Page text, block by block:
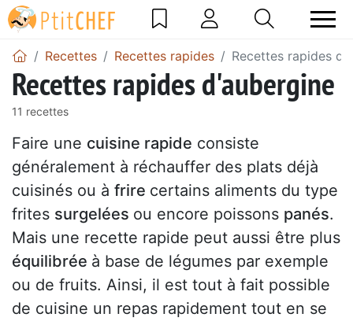
Recettes Recettes rapides Recettes rapides
Recettes rapides d'aubergine
11 recettes
Faire une cuisine rapide consiste
généralement à réchauffer des plats déjà
cuisinés ou à frire certains aliments du type
frites surgelées ou encore poissons panés.
Mais une recette rapide peut aussi être plus
équilibrée à base de légumes par exemple
ou de fruits. Ainsi, il est tout à fait possible
de cuisine un repas rapidement tout en se